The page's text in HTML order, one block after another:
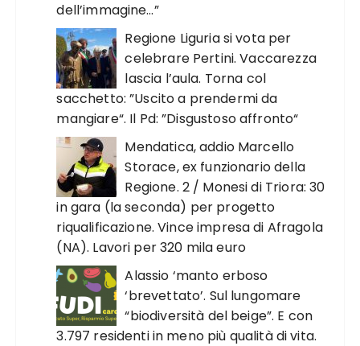
dell’immagine…”
Regione Liguria si vota per
celebrare Pertini. Vaccarezza
lascia l’aula. Torna col
sacchetto: ”Uscito a prendermi da
mangiare“. Il Pd: ”Disgustoso affronto“
Mendatica, addio Marcello
Storace, ex funzionario della
Regione. 2 / Monesi di Triora: 30
in gara (la seconda) per progetto
riqualificazione. Vince impresa di Afragola
(NA). Lavori per 320 mila euro
Alassio ‘manto erboso
‘brevettato’. Sul lungomare
“biodiversità del beige”. E con
3.797 residenti in meno più qualità di vita.